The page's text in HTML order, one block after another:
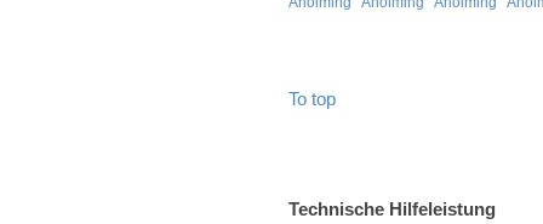
To top
Technische Hilfeleistung